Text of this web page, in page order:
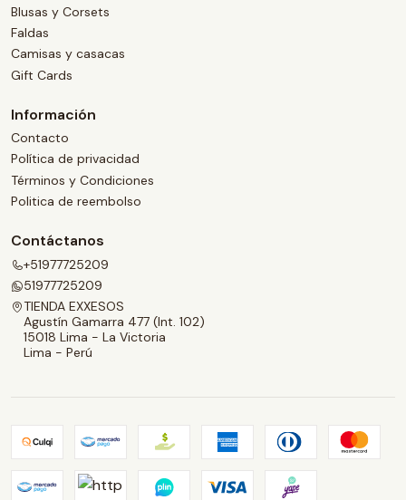
Blusas y Corsets
Faldas
Camisas y casacas
Gift Cards
Información
Contacto
Política de privacidad
Términos y Condiciones
Politica de reembolso
Contáctanos
+51977725209
51977725209
TIENDA EXXESOS
Agustín Gamarra 477 (Int. 102)
15018 Lima - La Victoria
Lima - Perú